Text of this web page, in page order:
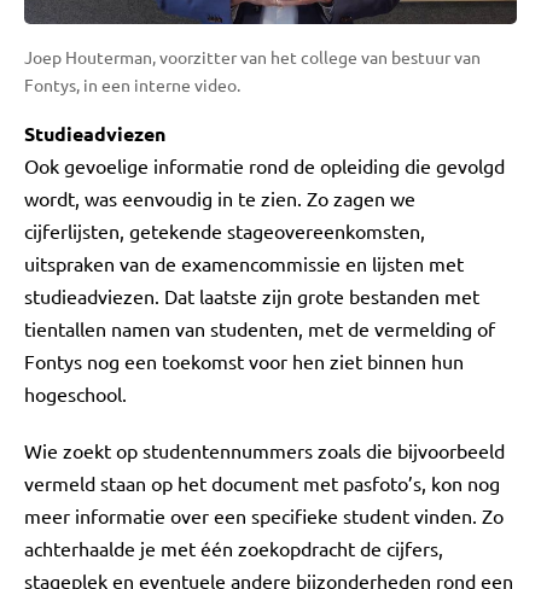
Joep Houterman, voorzitter van het college van bestuur van
Fontys, in een interne video.
Studieadviezen
Ook gevoelige informatie rond de opleiding die gevolgd
wordt, was eenvoudig in te zien. Zo zagen we
cijferlijsten, getekende stageovereenkomsten,
uitspraken van de examencommissie en lijsten met
studieadviezen. Dat laatste zijn grote bestanden met
tientallen namen van studenten, met de vermelding of
Fontys nog een toekomst voor hen ziet binnen hun
hogeschool.
Wie zoekt op studentennummers zoals die bijvoorbeeld
vermeld staan op het document met pasfoto’s, kon nog
meer informatie over een specifieke student vinden. Zo
achterhaalde je met één zoekopdracht de cijfers,
stageplek en eventuele andere bijzonderheden rond een